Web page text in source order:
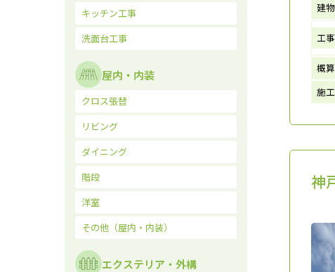
建
工
概
施
神
キッチン工事
洗面台工事
屋内・内装
クロス張替
リビング
ダイニング
階段
洋室
その他（屋内・内装）
エクステリア・外構